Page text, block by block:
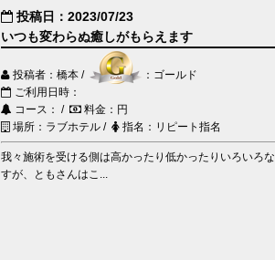
投稿日：2023/07/23
いつも変わらぬ癒しがもらえます
投稿者：橋本 /
：ゴールド
ご利用日時：
コース： /
料金：円
場所：ラブホテル /
指名：リピート指名
我々施術を受ける側は高かったり低かったりいろいろ
すが、ともさんはこ...